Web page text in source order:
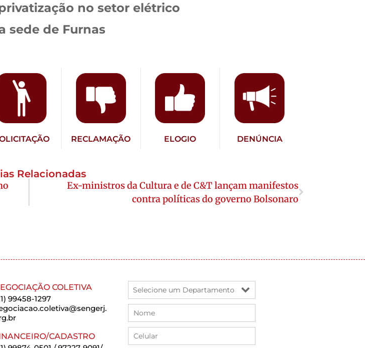
no setor elétrico
sede de Furnas
RECLAMAÇÃO ELOGIO DENÚNCIA
Relacionadas
Ex-ministros da Cultura e de C&T lançam manifestos
contra políticas do governo Bolsonaro
COLETIVA
99458-1297
CADASTRO